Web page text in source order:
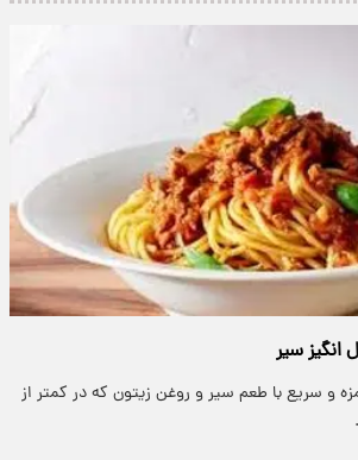
انگیز سیر
و سریع با طعم سیر و روغن زیتون که در کمتر از